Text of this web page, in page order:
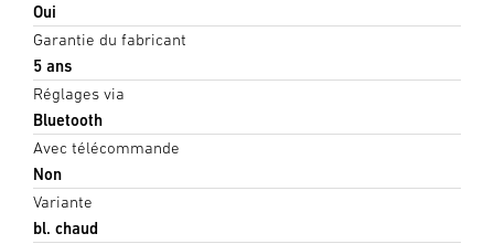
Oui
Garantie du fabricant
5 ans
Réglages via
Bluetooth
Avec télécommande
Non
Variante
bl. chaud